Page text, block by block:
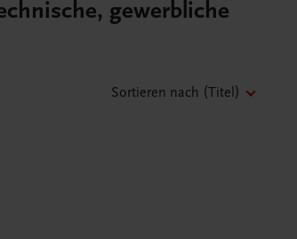
gewerbliche
Sortieren nach (Titel)